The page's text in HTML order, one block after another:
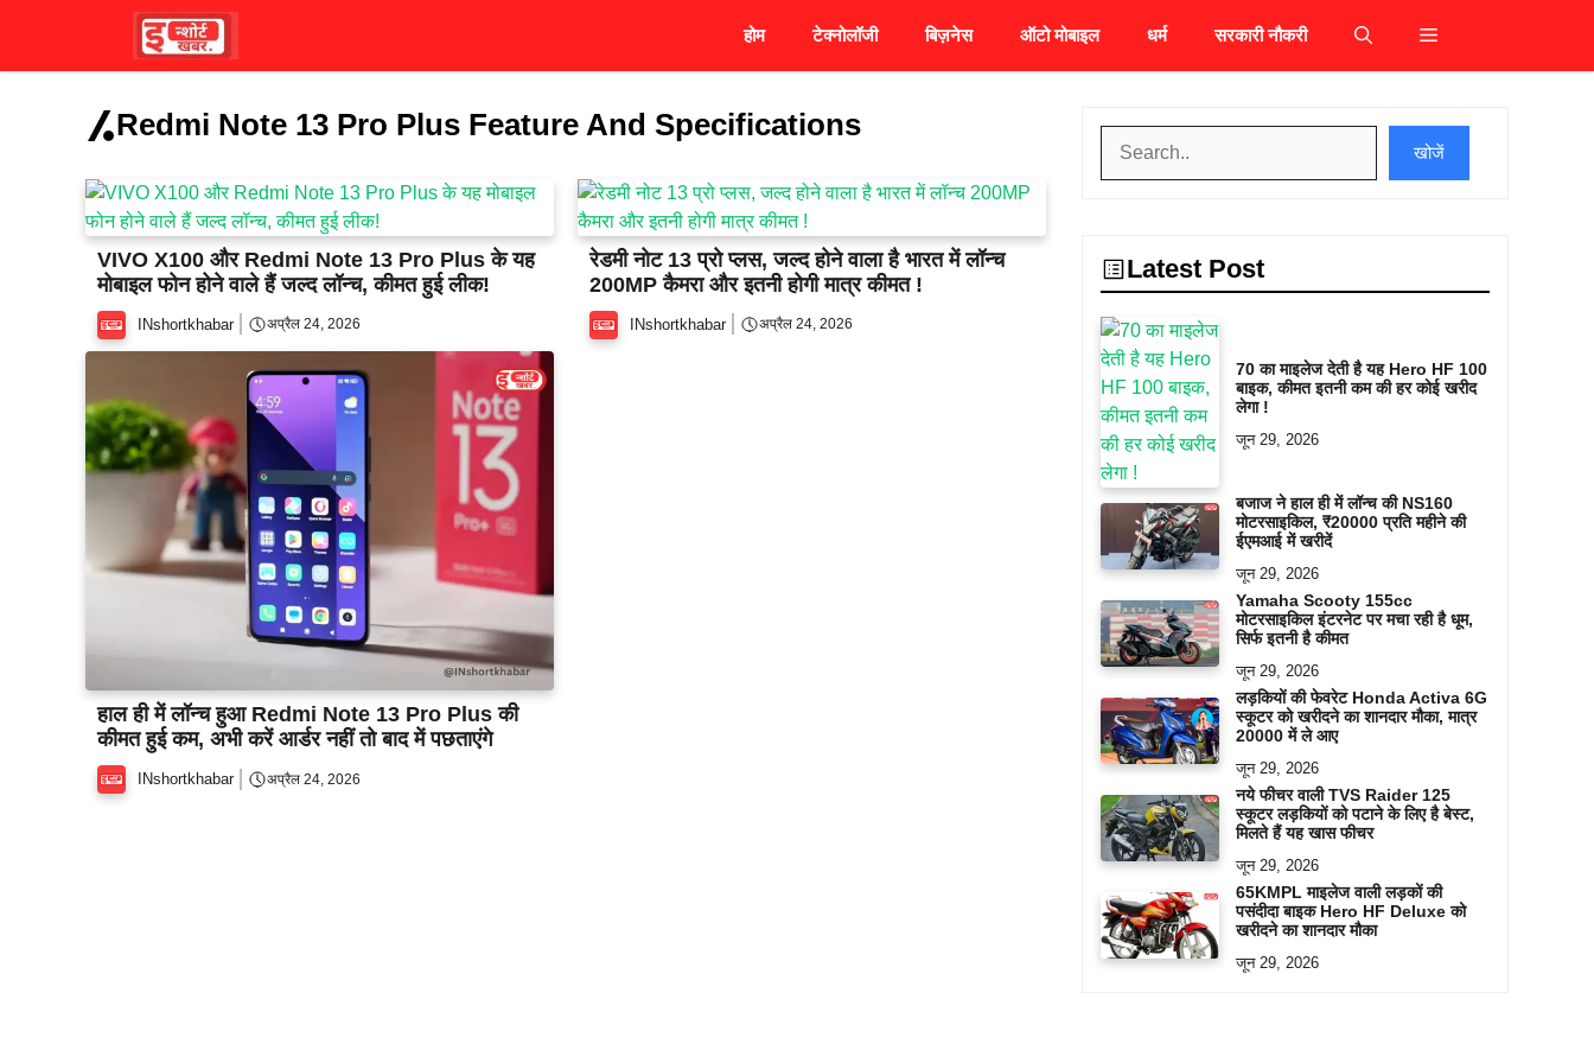
content
होम टेक्नोलॉजी बिज़नेस ऑटो मोबाइल धर्म सरकारी नौकरी
Redmi Note 13 Pro Plus Feature And Specifications
VIVO X100 और Redmi Note 13 Pro Plus के यह
मोबाइल फोन होने वाले हैं जल्द लॉन्च, कीमत हुई लीक!
INshortkhabar अप्रैल 24, 2026
रेडमी नोट 13 प्रो प्लस, जल्द होने वाला है भारत में लॉन्च
200MP कैमरा और इतनी होगी मात्र कीमत !
INshortkhabar अप्रैल 24, 2026
हाल ही में लॉन्च हुआ Redmi Note 13 Pro Plus की
कीमत हुई कम, अभी करें आर्डर नहीं तो बाद में पछताएंगे ‌
INshortkhabar अप्रैल 24, 2026
खोजें
Latest Post
70 का माइलेज देती है यह Hero HF 100
बाइक, कीमत इतनी कम की हर कोई खरीद
लेगा !
जून 29, 2026
बजाज ने हाल ही में लॉन्च की NS160
मोटरसाइकिल, ₹20000 प्रति महीने की
ईएमआई में खरीदें
जून 29, 2026
Yamaha Scooty 155cc
मोटरसाइकिल इंटरनेट पर मचा रही है धूम,
सिर्फ इतनी है कीमत
जून 29, 2026
लड़कियों की फेवरेट Honda Activa 6G
स्कूटर को खरीदने का शानदार मौका, मात्र
20000 में ले आए
जून 29, 2026
नये फीचर वाली TVS Raider 125
स्कूटर लड़कियों को पटाने के लिए है बेस्ट,
मिलते हैं यह खास फीचर
जून 29, 2026
65KMPL माइलेज वाली लड़कों की
पसंदीदा बाइक Hero HF Deluxe को
खरीदने का शानदार मौका
जून 29, 2026